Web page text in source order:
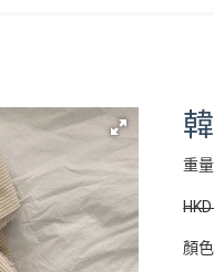
重
顏色